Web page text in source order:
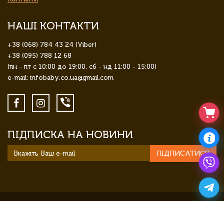
НАШІ КОНТАКТИ
+38 (068) 784 43 24 (Viber)
+38 (095) 788 12 68
(пн - пт с 10:00 до 19:00, сб - нд 11:00 - 15:00)
e-mail: infobaby.co.ua@gmail.com
ПІДПИСКА НА НОВИНИ
ПІДПИСАТИСЯ